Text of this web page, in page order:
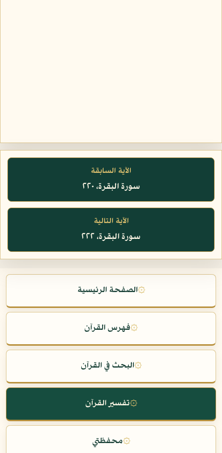
الآية السابقة
سورة البقرة، ٢٢٠
الآية التالية
سورة البقرة، ٢٢٢
۞الصفحة الرئيسية
۞فهرس القرآن
۞البحث في القرآن
۞تفسير القرآن
۞محفظتي